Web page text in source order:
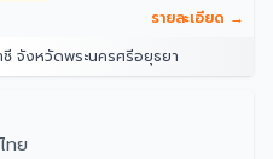
รายละเอียด →
จังหวัดพระนครศรีอยุธยา
ทย